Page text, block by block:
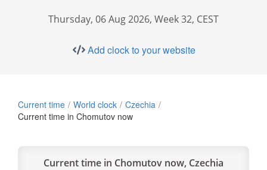
Thursday, 06 Aug 2026, Week 32, CEST
Add clock to your website
Current time World clock
Czechia
Current time in Chomutov now
Current time in Chomutov now, Czechia